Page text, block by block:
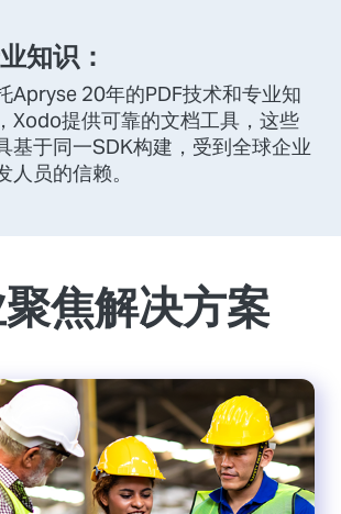
知识：
Apryse 20年的PDF技术和专业知
Xodo提供可靠的文档工具，这些
基于同一SDK构建，受到全球企业
人员的信赖。
焦解决方案